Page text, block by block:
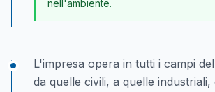
nell'ambiente.
L'impresa opera in tutti i campi
da quelle civili, a quelle industriali,